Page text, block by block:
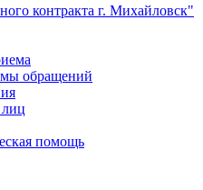
контракта г. Михайловск"
обращений
помощь